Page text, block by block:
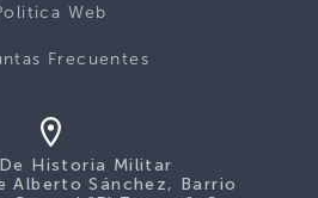
Web
Frecuentes
Historia Militar
Alberto Sánchez, Barrio